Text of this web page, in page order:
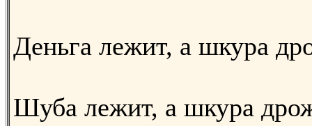
Деньга лежит, а шкура
Шуба лежит, а шкура